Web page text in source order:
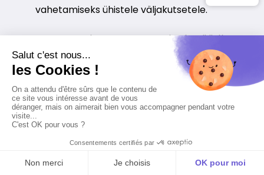
vahetamiseks ühistele väljakutsetele.
Nende strateegiate vastuvõtmise ja tööriistade
kasutamise abil saavad andmekaitseametnikud
oma organisatsioone tõhusalt suunata
isikuandmete kaitse üldmääruse (GDPR) nõuetele
vastavuse poole tehisintellekti valdkonnas. Need
tavad ja ressursid võimaldavad neil lahendada
andmekaitsega kaasnevaid väljakutseid pidevalt
muutuvas tehnoloogilises keskkonnas.